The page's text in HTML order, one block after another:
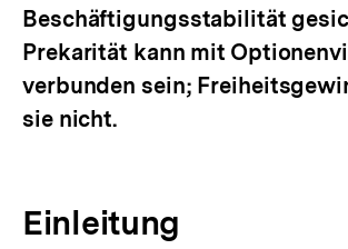
Beschäftigungsstabilität
Prekarität kann mit
verbunden sein;
sie nicht.
Einleitung